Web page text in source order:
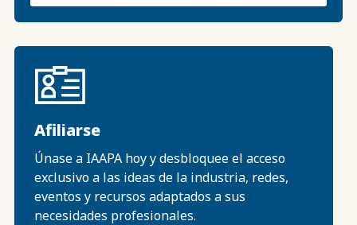
Afiliarse
Únase a IAAPA hoy y desbloquee el acceso
exclusivo a las ideas de la industria, redes,
eventos y recursos adaptados a sus
necesidades profesionales.